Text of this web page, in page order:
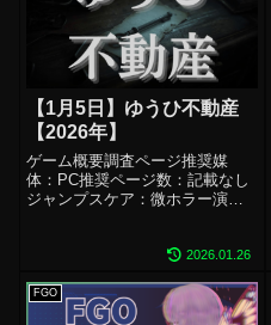
【1月5日】ゆうひ不動産
【2026年】
ゲーム概要調査ページ推奨媒
体：PC推奨ページ数：記載なし
ジャンプスケア：微ホラー演
間：41分配信アーカイブ同作者
タグ#ARG #代替現実ゲーム #
謎解き ...
2026.01.26
FGO